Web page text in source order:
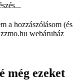
a hozzászólásom (és
webáruház
még ezeket